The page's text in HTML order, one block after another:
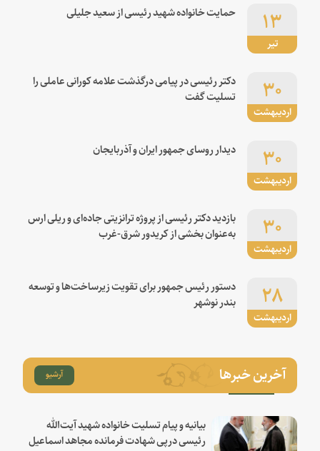
تیر
۱۳ حمایت خانواده شهید رئیسی از سعید جلیلی
اردیبهشت
۳۰
دکتر رئیسی در پیامی درگذشت علامه کورانی عاملی را
تسلیت گفت
اردیبهشت
۳۰ دیدار روسای جمهور ایران و آذربایجان
اردیبهشت
۳۰
بازدید دکتر رئیسی از پروژه ترانزیتی جاده‌ای و ریلی ارس
به‌عنوان بخشی از کریدور شرق-غرب
اردیبهشت
۲۸
دستور رئیس جمهور برای تقویت زیرساخت‌ها و توسعه
بندر نوشهر
آخرین خبرها آرشیو
بیانیه و پیام تسلیت خانواده شهید آیت‌الله
رئیسی درپی شهادت فرمانده مجاهد اسماعیل